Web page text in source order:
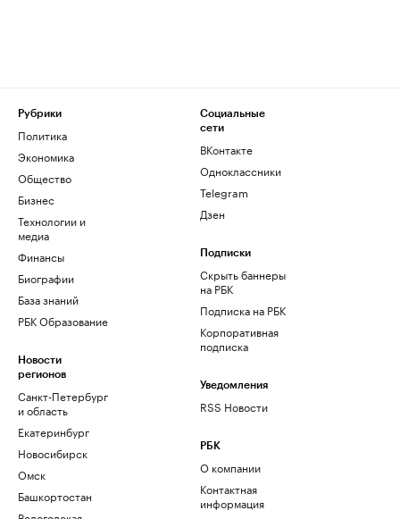
Рубрики
Политика
Экономика
Общество
Бизнес
Технологии и
медиа
Финансы
Биографии
База знаний
РБК Образование
Новости
регионов
Санкт-Петербург
и область
Екатеринбург
Новосибирск
Омск
Башкортостан
Социальные
сети
ВКонтакте
Одноклассники
Telegram
Дзен
Подписки
Скрыть баннеры
на РБК
Подписка на РБК
Корпоративная
подписка
Уведомления
RSS Новости
РБК
О компании
Контактная
информация